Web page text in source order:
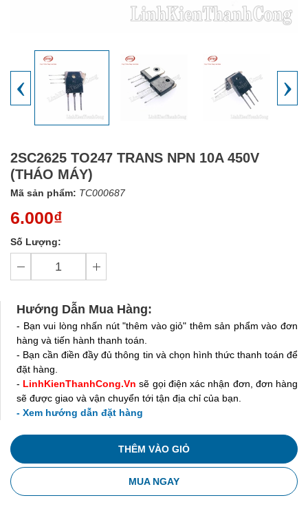
‹ ›
2SC2625 TO247 TRANS NPN 10A 450V
(THÁO MÁY)
Mã sản phẩm: TC000687
6.000₫
Số Lượng:
Hướng Dẫn Mua Hàng:
- Bạn vui lòng nhấn nút "thêm vào giỏ" thêm sản phẩm vào đơn
hàng và tiến hành thanh toán.
- Bạn cần điền đầy đủ thông tin và chọn hình thức thanh toán để
đặt hàng.
- LinhKienThanhCong.Vn sẽ gọi điện xác nhận đơn, đơn hàng
sẽ được giao và vận chuyển tới tận địa chỉ của bạn.
- Xem hướng dẫn đặt hàng
THÊM VÀO GIỎ
MUA NGAY